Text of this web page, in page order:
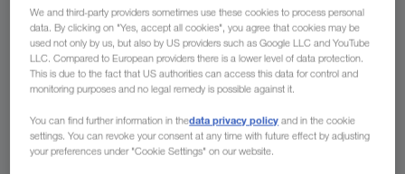
We and third-party providers sometimes use these cookies to process personal
data. By clicking on "Yes, accept all cookies", you agree that cookies may be
used not only by us, but also by US providers such as Google LLC and YouTube
LLC. Compared to European providers there is a lower level of data protection.
This is due to the fact that US authorities can access this data for control and
monitoring purposes and no legal remedy is possible against it.
You can find further information in thedata privacy policy and in the cookie
settings. You can revoke your consent at any time with future effect by adjusting
your preferences under "Cookie Settings" on our website.